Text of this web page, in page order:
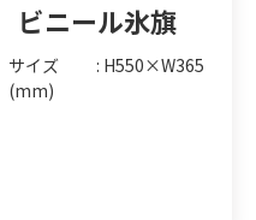
ビニール氷旗
サイズ : H550×W365
(mm)